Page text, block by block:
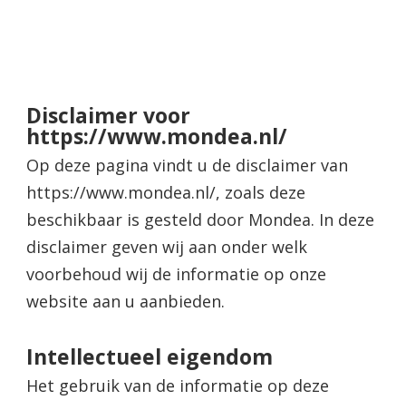
Disclaimer voor
https://www.mondea.nl/
Op deze pagina vindt u de disclaimer van
https://www.mondea.nl/, zoals deze
beschikbaar is gesteld door Mondea. In deze
disclaimer geven wij aan onder welk
voorbehoud wij de informatie op onze
website aan u aanbieden.
Intellectueel eigendom
Het gebruik van de informatie op deze